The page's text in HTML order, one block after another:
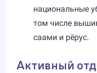
национальные
том числе
саами и рёрус.
Активный